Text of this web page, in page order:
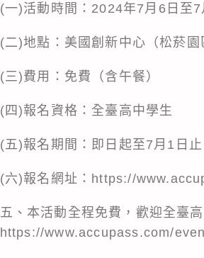
(一)活動時間：2024年7月6日至7
(二)地點：美國創新中心（松菸
(三)費用：免費（含午餐）
(四)報名資格：全臺高中學生
(五)報名期間：即日起至7月1日止
(六)報名網址：https://
五、本活動全程免費，歡迎全臺
https://www.accupass.com/